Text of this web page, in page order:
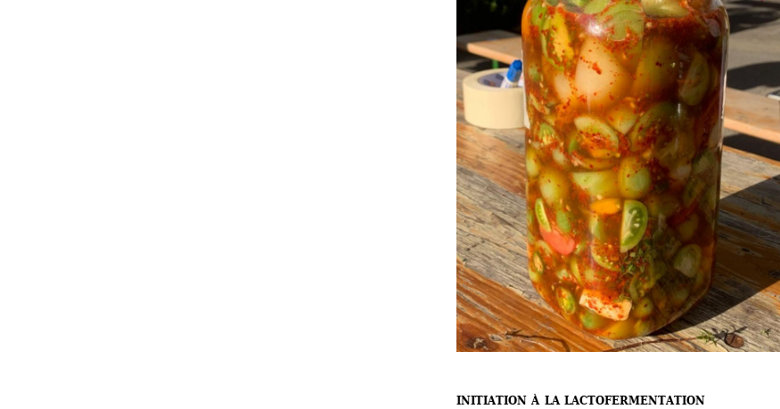
INITIATION À LA LACTOFERMENTATION